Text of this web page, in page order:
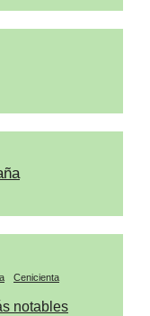
Cenicienta
notables